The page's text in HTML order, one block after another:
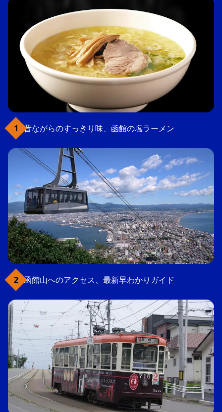
昔ながらのすっきり味、函館の塩ラーメン
函館山へのアクセス、最新早わかりガイド